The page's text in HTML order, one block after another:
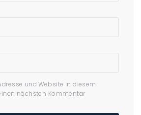
und Website in diesem
nächsten Kommentar